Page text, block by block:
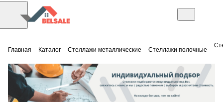
Главная Каталог Стеллажи металлические Стеллажи полочные